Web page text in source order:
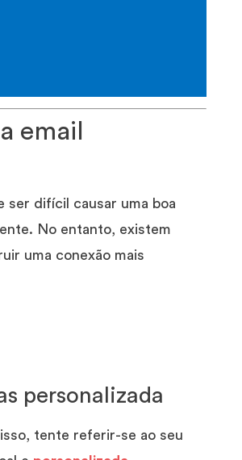
email
ser difícil causar uma boa
No entanto, existem
uma conexão mais
personalizada
tente referir-se ao seu